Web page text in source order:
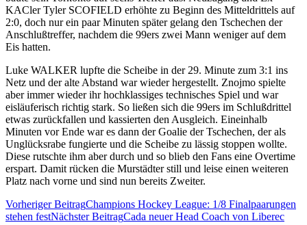
KACler Tyler SCOFIELD erhöhte zu Beginn des Mitteldrittels auf
2:0, doch nur ein paar Minuten später gelang den Tschechen der
Anschlußtreffer, nachdem die 99ers zwei Mann weniger auf dem
Eis hatten.
Luke WALKER lupfte die Scheibe in der 29. Minute zum 3:1 ins
Netz und der alte Abstand war wieder hergestellt. Znojmo spielte
aber immer wieder ihr hochklassiges technisches Spiel und war
eisläuferisch richtig stark. So ließen sich die 99ers im Schlußdrittel
etwas zurückfallen und kassierten den Ausgleich. Eineinhalb
Minuten vor Ende war es dann der Goalie der Tschechen, der als
Unglücksrabe fungierte und die Scheibe zu lässig stoppen wollte.
Diese rutschte ihm aber durch und so blieb den Fans eine Overtime
erspart. Damit rücken die Murstädter still und leise einen weiteren
Platz nach vorne und sind nun bereits Zweiter.
Beitragsnavigation
Vorheriger BeitragChampions Hockey League: 1/8 Finalpaarungen
stehen festNächster BeitragCada neuer Head Coach von Liberec